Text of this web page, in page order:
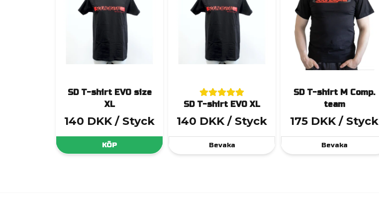
SD T-shirt EVO size
XL
140 DKK / Styck
KÖP
SD T-shirt EVO XL
140 DKK / Styck
Bevaka
SD T-shirt M Comp.
team
175 DKK / Styck
Bevaka